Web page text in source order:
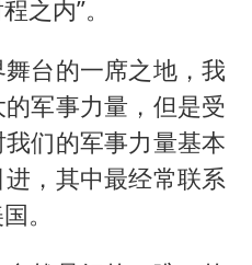
之内”。
台的一席之地，我
军事力量，但是受
们的军事力量基本
进，其中最经常联系
。